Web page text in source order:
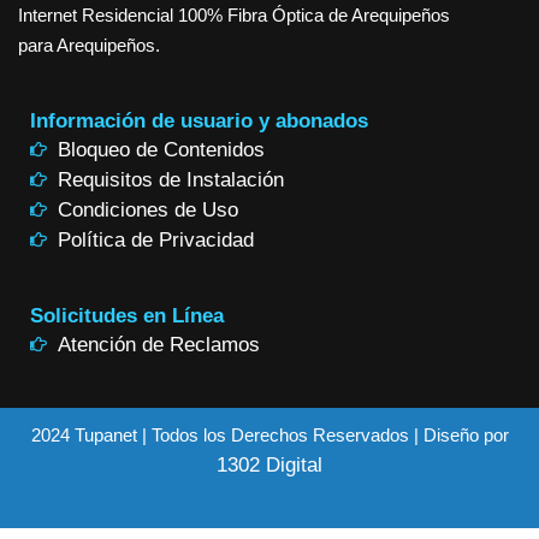
Internet Residencial 100% Fibra Óptica de Arequipeños
para Arequipeños.
Información de usuario y abonados
Bloqueo de Contenidos
Requisitos de Instalación
Condiciones de Uso
Política de Privacidad
Solicitudes en Línea
Atención de Reclamos
2024 Tupanet | Todos los Derechos Reservados | Diseño por
1302 Digital